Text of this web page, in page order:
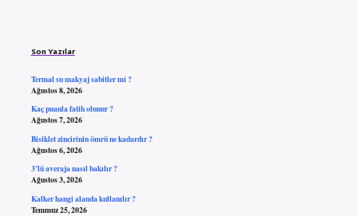
Son Yazılar
Termal su makyaj sabitler mi ?
Ağustos 8, 2026
Kaç puanla fatih olunur ?
Ağustos 7, 2026
Bisiklet zincirinin ömrü ne kadardır ?
Ağustos 6, 2026
3’lü averaja nasıl bakılır ?
Ağustos 3, 2026
Kalker hangi alanda kullanılır ?
Temmuz 25, 2026